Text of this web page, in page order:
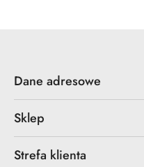
Dane adresowe
Sklep
Strefa klienta